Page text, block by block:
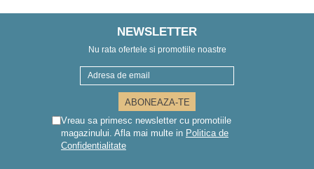
NEWSLETTER
Nu rata ofertele si promotiile noastre
Vreau sa primesc newsletter cu promotiile
magazinului. Afla mai multe in Politica de
Confidentialitate